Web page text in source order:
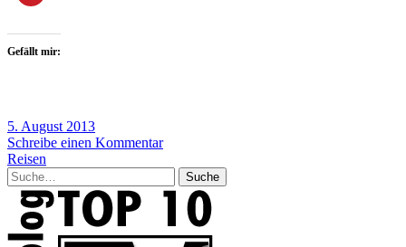
Gefällt mir:
5. August 2013
Schreibe einen Kommentar
Reisen
Suche